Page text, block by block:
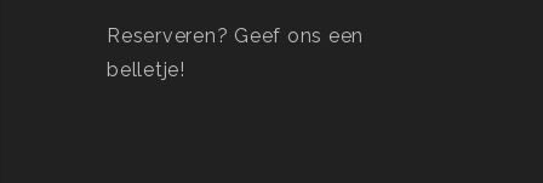
Reserveren? Geef ons een
belletje!